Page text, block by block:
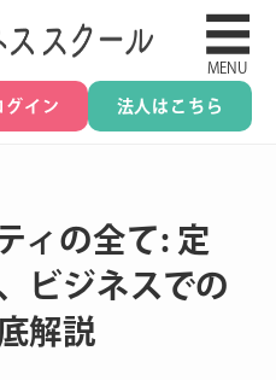
グイン 法人はこちら
☰
MENU
ィの全て: 定
ビジネスでの
解説